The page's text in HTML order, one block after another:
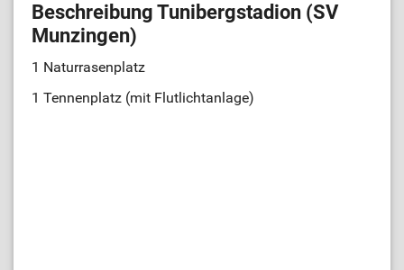
Beschreibung Tunibergstadion (SV
Munzingen)
1 Naturrasenplatz
1 Tennenplatz (mit Flutlichtanlage)